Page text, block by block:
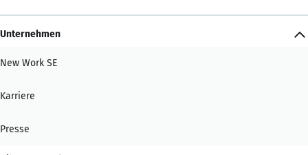
Unternehmen
New Work SE
Karriere
Presse